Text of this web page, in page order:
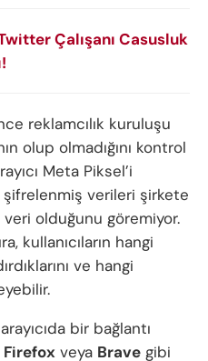
Çalışanı Casusluk
reklamcılık kuruluşu
olup olmadığını kontrol
Meta Piksel’i
verileri şirkete
olduğunu göremiyor.
kullanıcıların hangi
ve hangi
bir bağlantı
Firefox veya Brave gibi